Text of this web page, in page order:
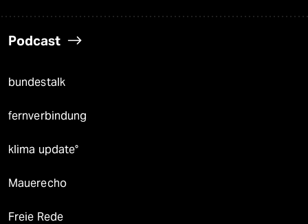
Podcast
bundestalk
fernverbindung
klima update°
Mauerecho
Freie Rede